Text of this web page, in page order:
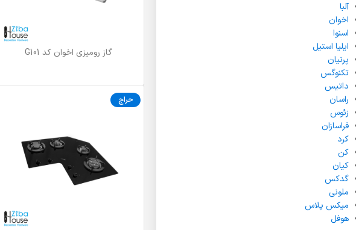
آلبا
اخوان
اسنوا
ایلیا استیل
پرنیان
تکنوگس
داتیس
راسان
زئوس
فراسازان
کرد
کن
کیان
گدکس
ملونی
میکس پلاس
هوفل
اطلاعات بیشترگاز رومیزی اخوان کد G101
حراج